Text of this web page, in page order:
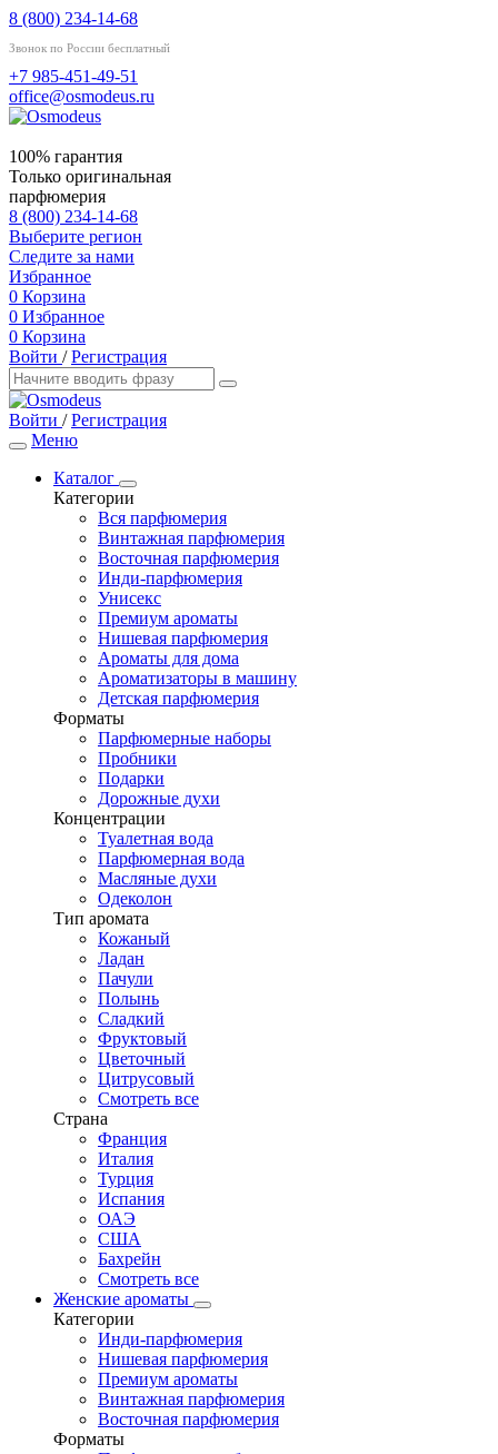
8 (800) 234-14-68
Звонок по России бесплатный
+7 985-451-49-51
office@osmodeus.ru
100% гарантия
Только оригинальная
парфюмерия
8 (800) 234-14-68
Выберите регион
Следите за нами
Избранное
0 Корзина
0 Избранное
0 Корзина
Войти / Регистрация
Войти / Регистрация
Меню
Каталог
Категории
Вся парфюмерия
Винтажная парфюмерия
Восточная парфюмерия
Инди-парфюмерия
Унисекс
Премиум ароматы
Нишевая парфюмерия
Ароматы для дома
Ароматизаторы в машину
Детская парфюмерия
Форматы
Парфюмерные наборы
Пробники
Подарки
Дорожные духи
Концентрации
Туалетная вода
Парфюмерная вода
Масляные духи
Одеколон
Тип аромата
Кожаный
Ладан
Пачули
Полынь
Сладкий
Фруктовый
Цветочный
Цитрусовый
Смотреть все
Страна
Франция
Италия
Турция
Испания
ОАЭ
США
Бахрейн
Смотреть все
Женские ароматы
Категории
Инди-парфюмерия
Нишевая парфюмерия
Премиум ароматы
Винтажная парфюмерия
Восточная парфюмерия
Форматы